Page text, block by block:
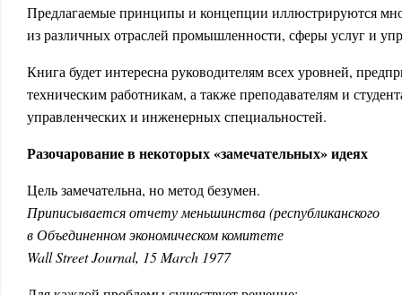
Предлагаемые принципы и концепции иллюстрируются
из различных отраслей промышленности, сферы услуг и
Книга будет интересна руководителям всех уровней,
техническим работникам, а также преподавателям и
управленческих и инженерных специальностей.
Разочарование в некоторых «замечательных» идеях
Цель замечательна, но метод безумен.
Приписывается отчету меньшинства (республиканского
в Объединенном экономическом комитете
Wall Street Journal, 15 March 1977